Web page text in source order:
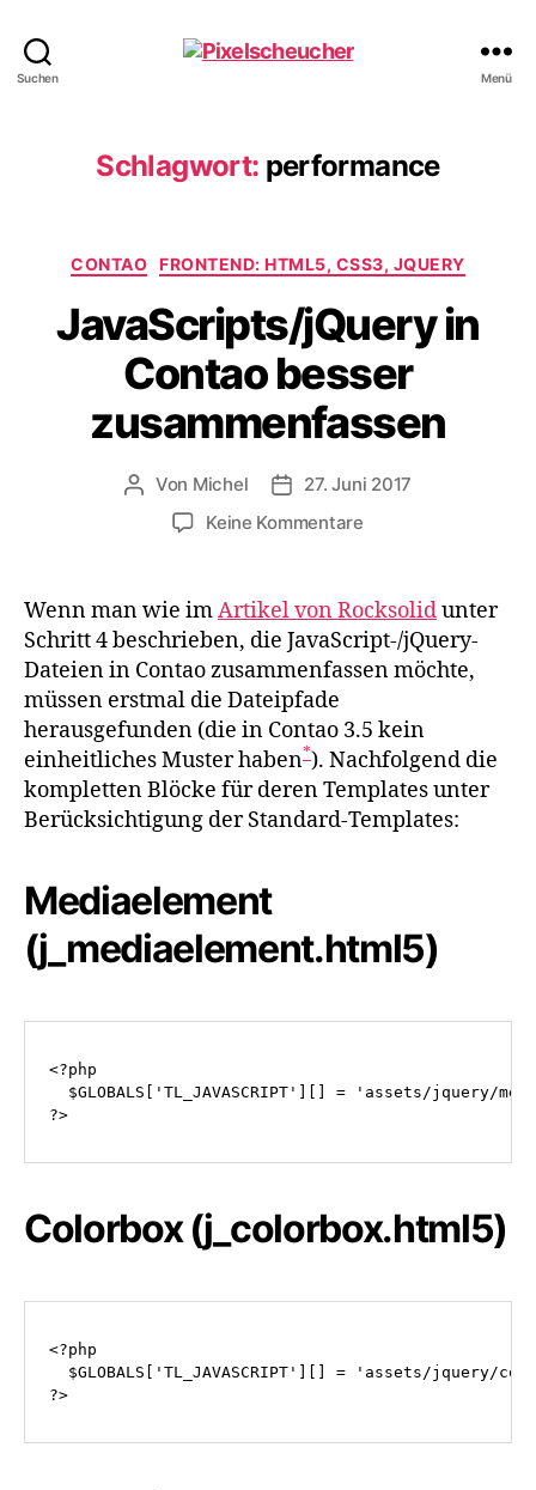
Suchen Menü
Schlagwort: performance
Kategorien
CONTAO FRONTEND: HTML5, CSS3, JQUERY
JavaScripts/jQuery in
Contao besser
zusammenfassen
Beitragsautor
Von Michel Veröffentlichungsdatum
27. Juni 2017
Keine Kommentarezu
Contao
besser
zusammenfassen
Wenn man wie imArtikel von Rocksolidunter
Schritt 4 beschrieben, die JavaScript-/jQuery-
Dateien in Contao zusammenfassen möchte,
müssen erstmal die Dateipfade
herausgefunden (die in Contao 3.5 kein
einheitliches Muster haben*). Nachfolgend die
kompletten Blöcke für deren Templates unter
Berücksichtigung der Standard-Templates:
Mediaelement
(j_mediaelement.html5)
<?php
$GLOBALS['TL_JAVASCRIPT'][] = 'assets/jquery/
?>
Colorbox (j_colorbox.html5)
<?php
$GLOBALS['TL_JAVASCRIPT'][] = 'assets/jquery/
?>